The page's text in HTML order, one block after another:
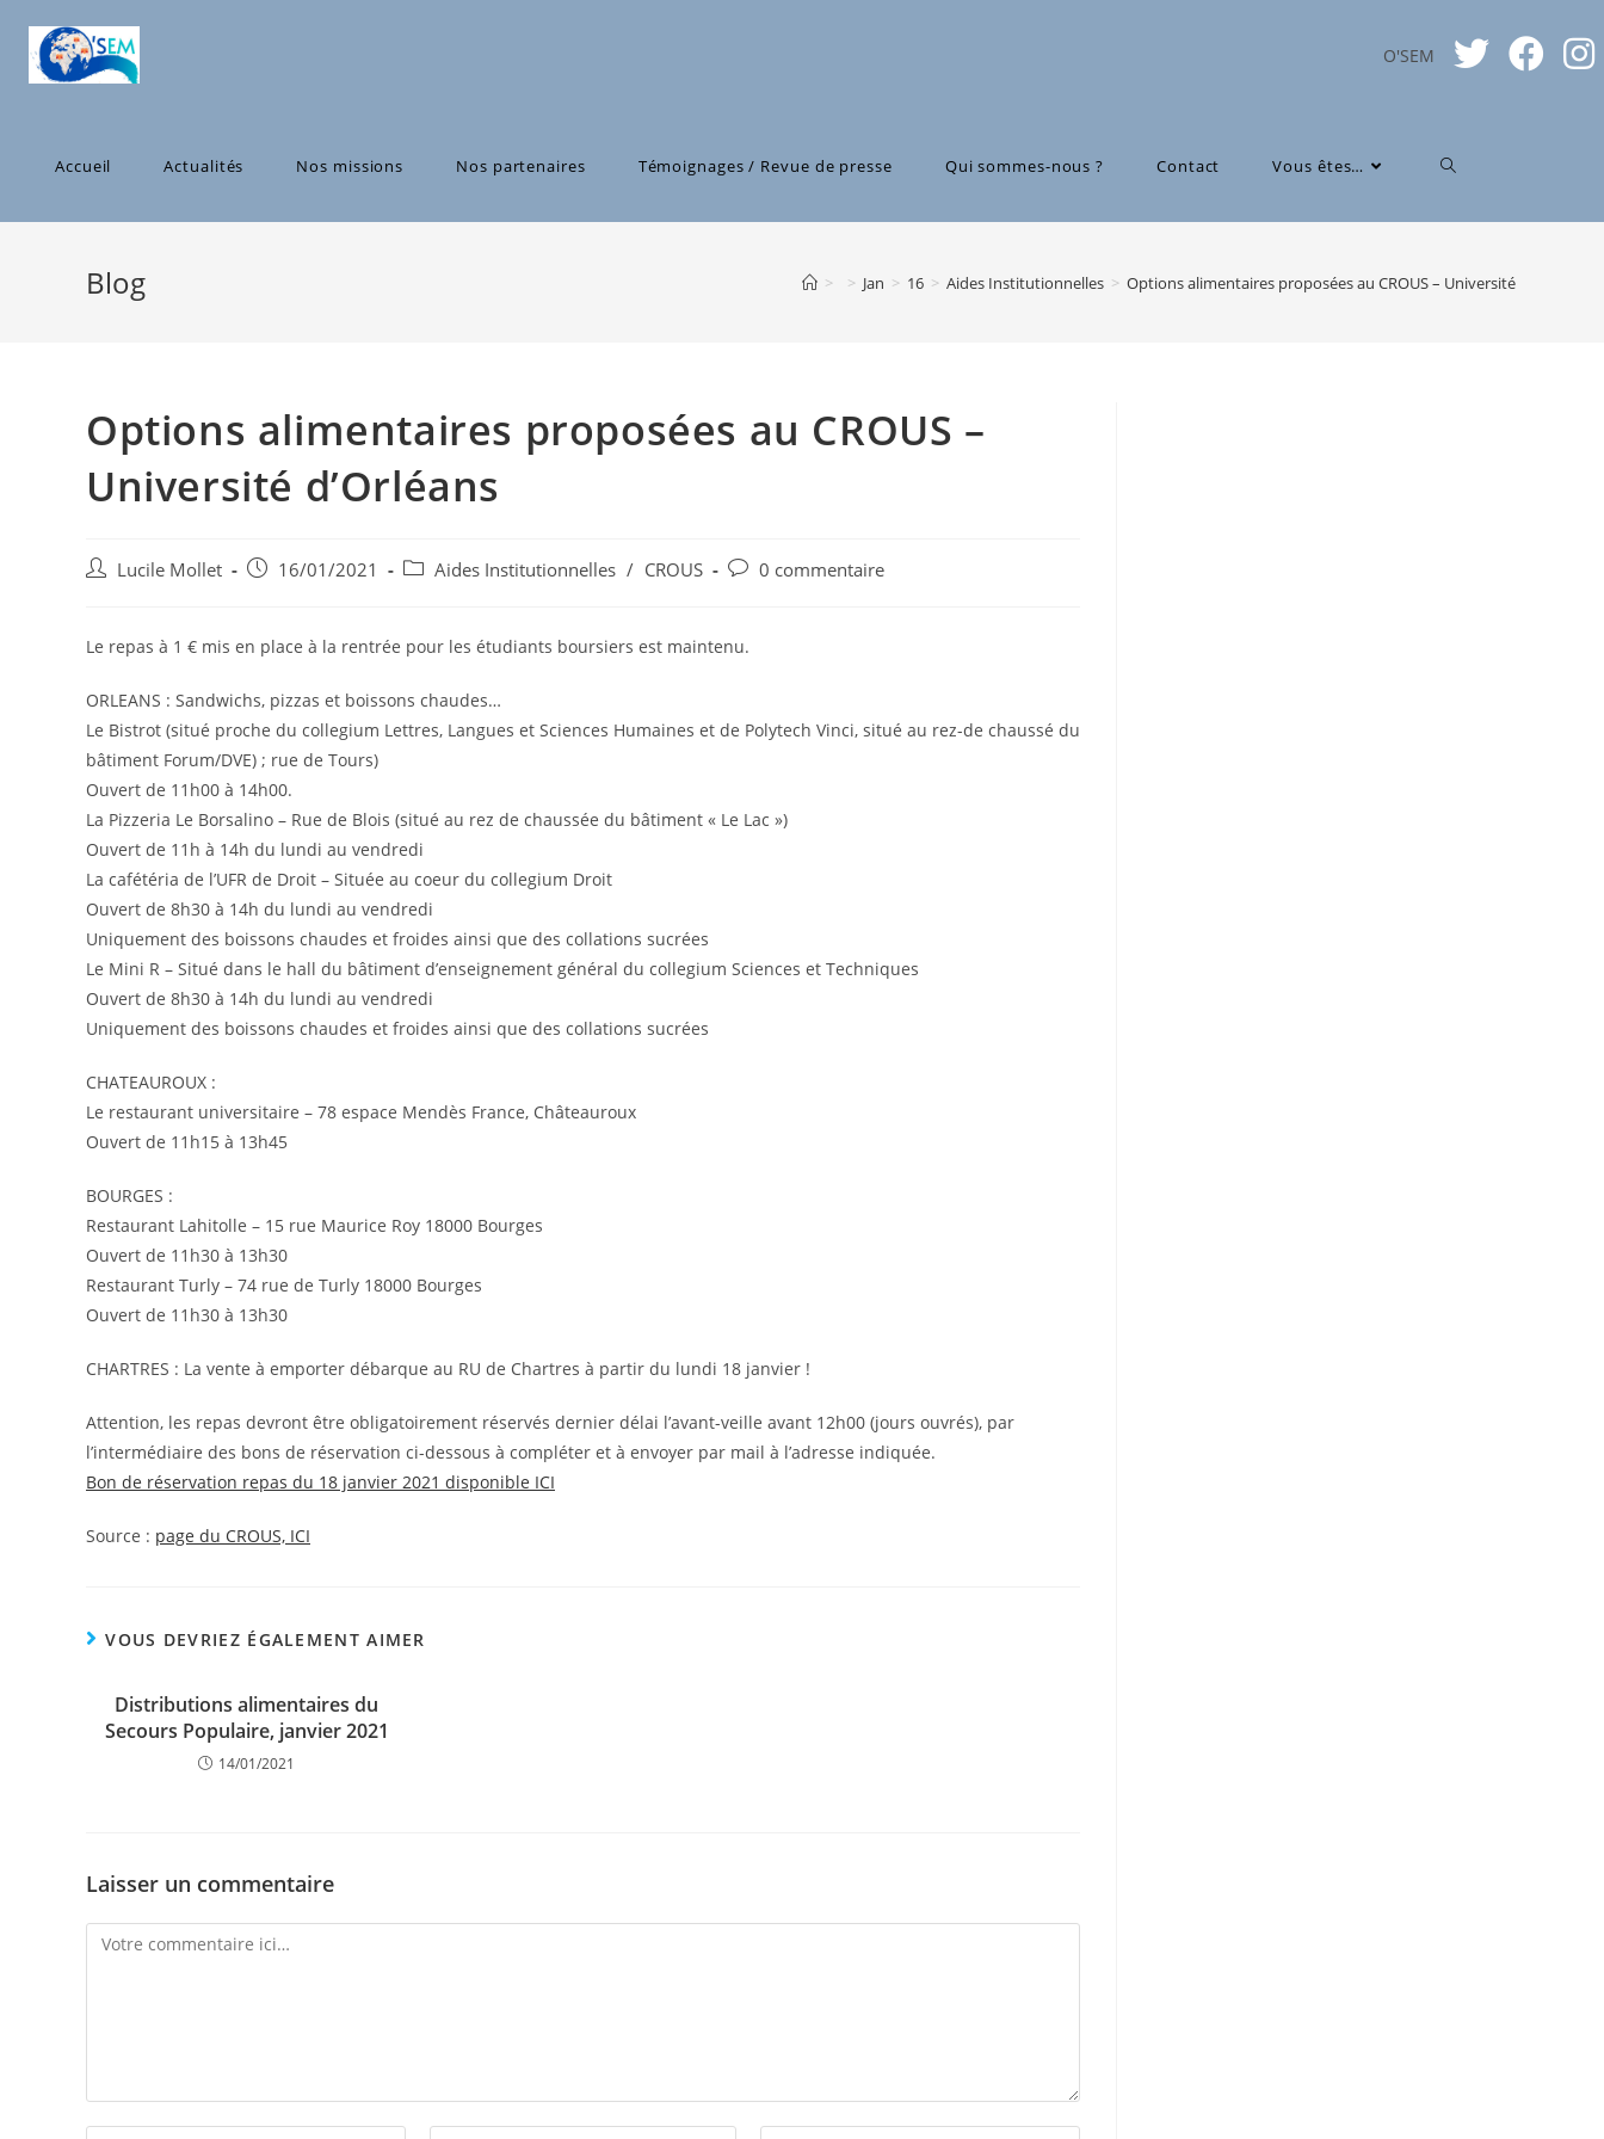
content
O'SEM
Accueil Actualités Nos missions Nos partenaires Témoignages / Revue de presse Qui sommes-nous ? Contact Vous êtes…
Blog > > Jan > 16 > Aides Institutionnelles > Options alimentaires proposées au CROUS – Université d’Orléans
Options alimentaires proposées au CROUS –
Université d’Orléans
Post Lucile Mollet
Post 16/01/2021
PostAides Institutionnelles / CROUS
Post0 commentaire
Le repas à 1 € mis en place à la rentrée pour les étudiants boursiers est maintenu.
ORLEANS : Sandwichs, pizzas et boissons chaudes…
Le Bistrot (situé proche du collegium Lettres, Langues et Sciences Humaines et de Polytech Vinci, situé au rez-de chaussé du
bâtiment Forum/DVE) ; rue de Tours)
Ouvert de 11h00 à 14h00.
La Pizzeria Le Borsalino – Rue de Blois (situé au rez de chaussée du bâtiment « Le Lac »)
Ouvert de 11h à 14h du lundi au vendredi
La cafétéria de l’UFR de Droit – Située au coeur du collegium Droit
Ouvert de 8h30 à 14h du lundi au vendredi
Uniquement des boissons chaudes et froides ainsi que des collations sucrées
Le Mini R – Situé dans le hall du bâtiment d’enseignement général du collegium Sciences et Techniques
Ouvert de 8h30 à 14h du lundi au vendredi
Uniquement des boissons chaudes et froides ainsi que des collations sucrées
CHATEAUROUX :
Le restaurant universitaire – 78 espace Mendès France, Châteauroux
Ouvert de 11h15 à 13h45
BOURGES :
Restaurant Lahitolle – 15 rue Maurice Roy 18000 Bourges
Ouvert de 11h30 à 13h30
Restaurant Turly – 74 rue de Turly 18000 Bourges
Ouvert de 11h30 à 13h30
CHARTRES : La vente à emporter débarque au RU de Chartres à partir du lundi 18 janvier !
Attention, les repas devront être obligatoirement réservés dernier délai l’avant-veille avant 12h00 (jours ouvrés), par
l’intermédiaire des bons de réservation ci-dessous à compléter et à envoyer par mail à l’adresse indiquée.
Bon de réservation repas du 18 janvier 2021 disponible ICI
Source : page du CROUS, ICI
VOUS DEVRIEZ ÉGALEMENT AIMER
Distributions alimentaires du
Secours Populaire, janvier 2021
14/01/2021
Laisser un commentaire
Comment